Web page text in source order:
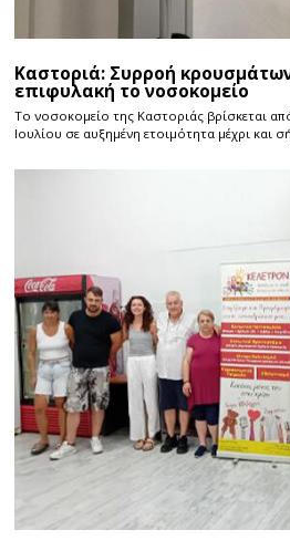
Καστοριά: Συρροή
επιφυλακή το νοσοκομείο
Το νοσοκομείο της Καστοριάς βρίσκεται
Ιουλίου σε αυξημένη ετοιμότητα μέχρι και